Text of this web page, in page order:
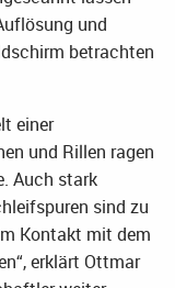
und
betrachten
einer
und Rillen ragen
Auch stark
sind zu
Kontakt mit dem
erklärt Ottmar